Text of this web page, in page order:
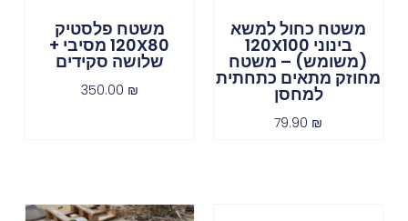
משטח כחול למשא
בינוני 120X100
(משומש) – משטח
מחוזק מתאים כתחתית
למחסן
79.90 ₪
משטח פלסטיק
120X80 מסיבי +
שלושה סקידים
350.00 ₪